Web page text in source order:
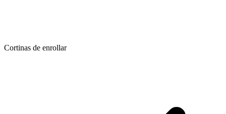
Cortinas de enrollar